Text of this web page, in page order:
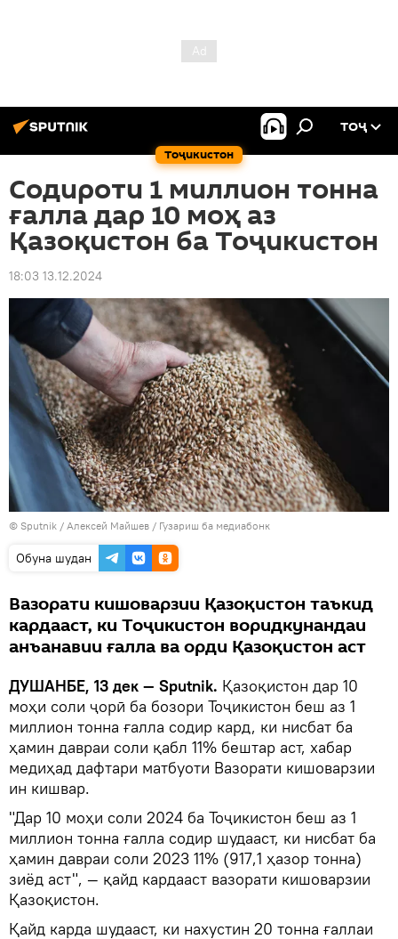
Тоҷикистон
ТОҶ
Содироти 1 миллион тонна
ғалла дар 10 моҳ аз
Қазоқистон ба Тоҷикистон
18:03 13.12.2024
© Sputnik / Алексей Майшев / Гузариш ба медиабонк
Обуна шудан
Вазорати кишоварзии Қазоқистон таъкид
кардааст, ки Тоҷикистон воридкунандаи
анъанавии ғалла ва орди Қазоқистон аст
ДУШАНБЕ, 13 дек — Sputnik. Қазоқистон дар 10
моҳи соли ҷорӣ ба бозори Тоҷикистон беш аз 1
миллион тонна ғалла содир кард, ки нисбат ба
ҳамин давраи соли қабл 11% бештар аст, хабар
медиҳад дафтари матбуоти Вазорати кишоварзии
ин кишвар.
"Дар 10 моҳи соли 2024 ба Тоҷикистон беш аз 1
миллион тонна ғалла содир шудааст, ки нисбат ба
ҳамин давраи соли 2023 11% (917,1 ҳазор тонна)
зиёд аст", — қайд кардааст вазорати кишоварзии
Қазоқистон.
Қайд карда шудааст, ки нахустин 20 тонна ғаллаи